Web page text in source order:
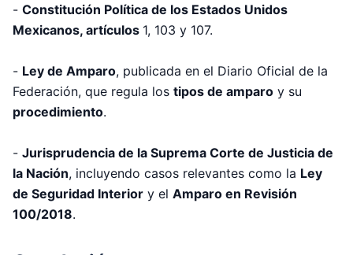
- Constitución Política de los Estados Unidos
Mexicanos, artículos 1, 103 y 107.
- Ley de Amparo, publicada en el Diario Oficial de la
Federación, que regula los tipos de amparo y su
procedimiento.
- Jurisprudencia de la Suprema Corte de Justicia de
la Nación, incluyendo casos relevantes como la Ley
de Seguridad Interior y el Amparo en Revisión
100/2018.